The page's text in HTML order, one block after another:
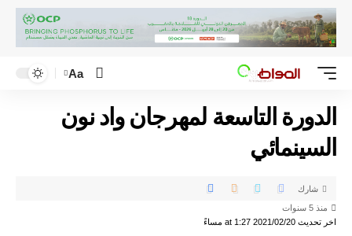
Aa
الدورة التاسعة لمهرجان واد نون
السينمائي
اخر تحديث 2021/02/20 at 1:27 مساءً
منذ 5 سنوات
شارك